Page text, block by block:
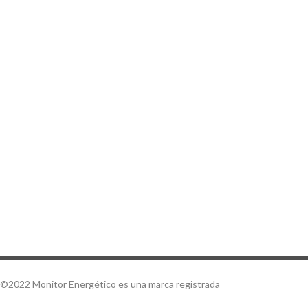
©2022 Monitor Energético es una marca registrada